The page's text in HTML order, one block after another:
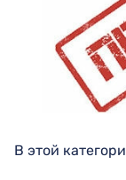
В этой